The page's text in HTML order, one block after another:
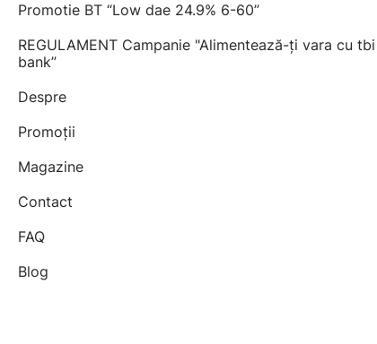
Promotie BT “Low dae 24.9% 6-60”
REGULAMENT Campanie "Alimentează-ți vara cu tbi
bank”
Despre
Promoții
Magazine
Contact
FAQ
Blog